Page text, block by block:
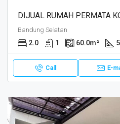
DIJUAL RUMAH PERMATA
Bandung Selatan
2.0 1 60.0m²
Call E-